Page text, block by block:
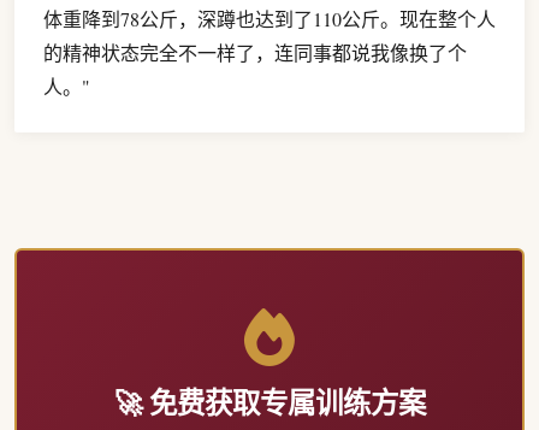
体重降到78公斤，深蹲也达到了110公斤。现在整个人
的精神状态完全不一样了，连同事都说我像换了个
人。"
🚀 免费获取专属训练方案